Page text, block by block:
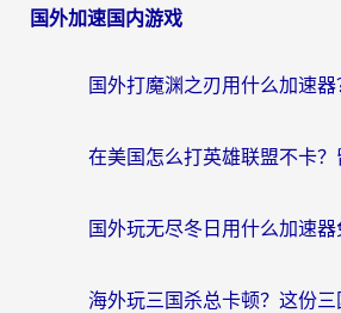
国外加速国内游戏